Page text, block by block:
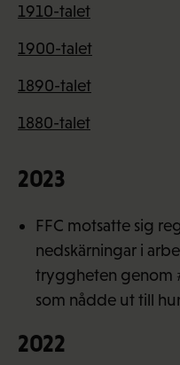
1910-talet
1900-talet
1890-talet
1880-talet
2023
FFC motsatte sig
nedskärningar i
tryggheten genom
som nådde ut till
2022